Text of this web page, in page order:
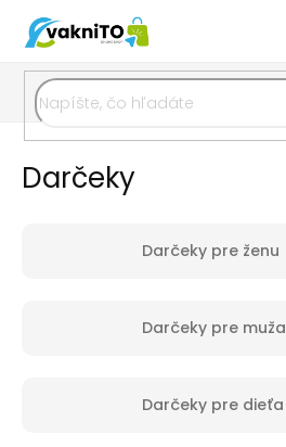
obsah
Darčeky
Darčeky pre ženu
Darčeky pre muža
Darčeky pre dieťa